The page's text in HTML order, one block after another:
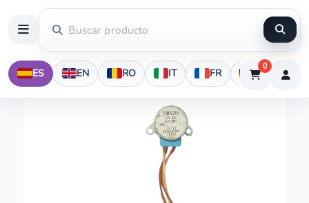
ES EN RO IT FR DE
0